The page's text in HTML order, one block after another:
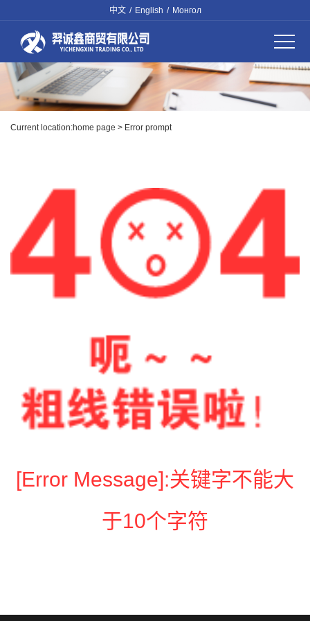
中文 / English / Монгол
Current location:home page > Error prompt
[Error Message]:关键字不能大
于10个字符